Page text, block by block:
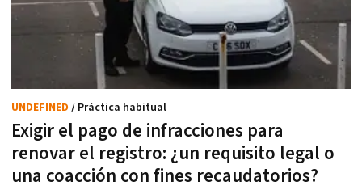
Exigir el pago de infracciones para
renovar el registro: ¿un requisito legal o
una coacción con fines recaudatorios?
UNDEFINED / Práctica habitual